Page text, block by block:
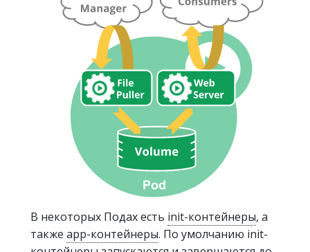
В некоторых Подах есть init-контейнеры, а
также app-контейнеры. По умолчанию init-